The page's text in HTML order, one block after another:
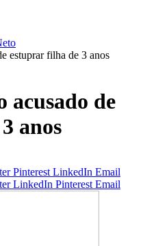
estuprar filha de 3 anos
acusado de
anos
Pinterest LinkedIn Email
LinkedIn Pinterest Email